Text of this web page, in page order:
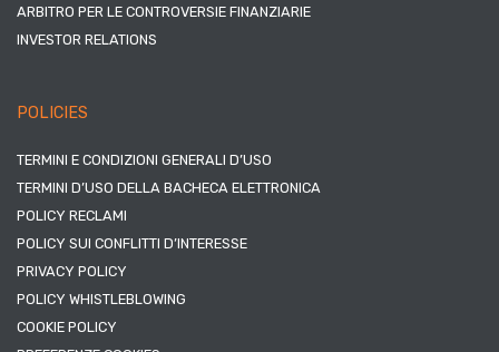
ARBITRO PER LE CONTROVERSIE FINANZIARIE
INVESTOR RELATIONS
POLICIES
TERMINI E CONDIZIONI GENERALI D’USO
TERMINI D’USO DELLA BACHECA ELETTRONICA
POLICY RECLAMI
POLICY SUI CONFLITTI D’INTERESSE
PRIVACY POLICY
POLICY WHISTLEBLOWING
COOKIE POLICY